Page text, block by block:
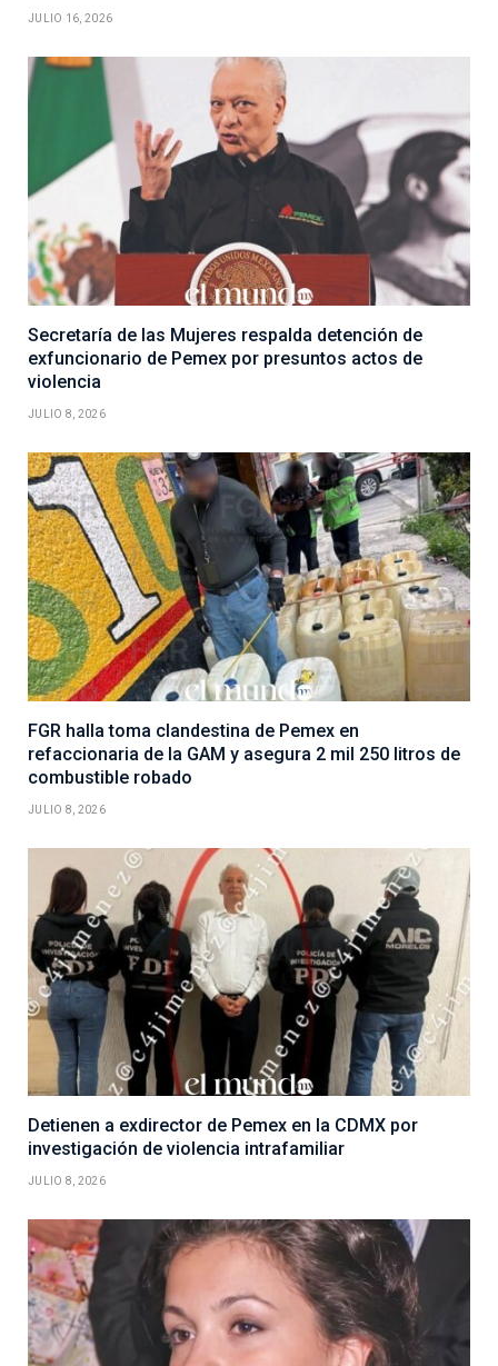
JULIO 16, 2026
Secretaría de las Mujeres respalda detención de
exfuncionario de Pemex por presuntos actos de
violencia
JULIO 8, 2026
FGR halla toma clandestina de Pemex en
refaccionaria de la GAM y asegura 2 mil 250 litros de
combustible robado
JULIO 8, 2026
Detienen a exdirector de Pemex en la CDMX por
investigación de violencia intrafamiliar
JULIO 8, 2026